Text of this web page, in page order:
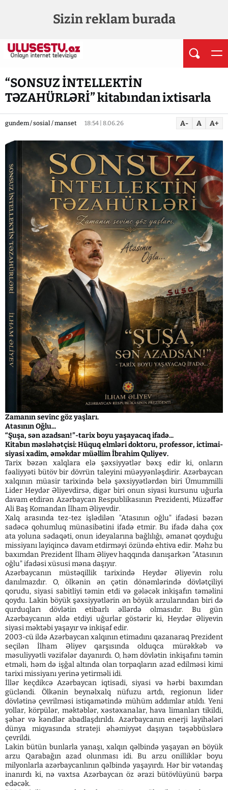
Sizin reklam burada
“SONSUZ İNTELLEKTİN
TƏZAHÜRLƏRİ” kitabından ixtisarla
gundem / sosial / manset 18:54 | 8.06.26 A- A A+
Zamanın sevinc göz yaşları.
Atasının Oğlu...
“Şuşa, sən azadsan!”-tarix boyu yaşayacaq ifadə...
Kitabın məsləhətçisi: Hüquq elmləri doktoru, professor, ictimai-
siyasi xadim, əməkdar müəllim İbrahim Quliyev.
Tarix bəzən xalqlara elə şəxsiyyətlər bəxş edir ki, onların
fəaliyyəti bütöv bir dövrün taleyini müəyyənləşdirir. Azərbaycan
xalqının müasir tarixində belə şəxsiyyətlərdən biri Ümummilli
Lider Heydər Əliyevdirsə, digər biri onun siyasi kursunu uğurla
davam etdirən Azərbaycan Respublikasının Prezidenti, Müzəffər
Ali Baş Komandan İlham Əliyevdir.
Xalq arasında tez-tez işlədilən "Atasının oğlu" ifadəsi bəzən
sadəcə qohumluq münasibətini ifadə etmir. Bu ifadə daha çox
ata yoluna sədaqəti, onun ideyalarına bağlılığı, əmanət qoyduğu
missiyanı layiqincə davam etdirməyi özündə ehtiva edir. Məhz bu
baxımdan Prezident İlham Əliyev haqqında danışarkən "Atasının
oğlu" ifadəsi xüsusi məna daşıyır.
Azərbaycanın müstəqillik tarixində Heydər Əliyevin rolu
danılmazdır. O, ölkənin ən çətin dönəmlərində dövlətçiliyi
qorudu, siyasi sabitliyi təmin etdi və gələcək inkişafın təməlini
qoydu. Lakin böyük şəxsiyyətlərin ən böyük arzularından biri də
qurduqları dövlətin etibarlı əllərdə olmasıdır. Bu gün
Azərbaycanın əldə etdiyi uğurlar göstərir ki, Heydər Əliyevin
siyasi məktəbi yaşayır və inkişaf edir.
2003-cü ildə Azərbaycan xalqının etimadını qazanaraq Prezident
seçilən İlham Əliyev qarşısında olduqca mürəkkəb və
məsuliyyətli vəzifələr dayanırdı. O, həm dövlətin inkişafını təmin
etməli, həm də işğal altında olan torpaqların azad edilməsi kimi
tarixi missiyanı yerinə yetirməli idi.
İllər keçdikcə Azərbaycan iqtisadi, siyasi və hərbi baxımdan
gücləndi. Ölkənin beynəlxalq nüfuzu artdı, regionun lider
dövlətinə çevrilməsi istiqamətində mühüm addımlar atıldı. Yeni
yollar, körpülər, məktəblər, xəstəxanalar, hava limanları tikildi,
şəhər və kəndlər abadlaşdırıldı. Azərbaycanın enerji layihələri
dünya miqyasında strateji əhəmiyyət daşıyan təşəbbüslərə
çevrildi.
Lakin bütün bunlarla yanaşı, xalqın qəlbində yaşayan ən böyük
arzu Qarabağın azad olunması idi. Bu arzu onilliklər boyu
milyonlarla azərbaycanlının qəlbində yaşayırdı. Hər bir vətəndaş
inanırdı ki, nə vaxtsa Azərbaycan öz ərazi bütövlüyünü bərpa
edəcək.